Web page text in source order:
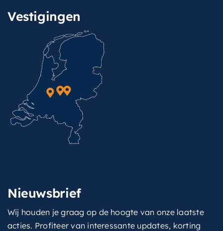
Vestigingen
Nieuwsbrief
Wij houden je graag op de hoogte van onze laatste
acties. Profiteer van interessante updates, korting